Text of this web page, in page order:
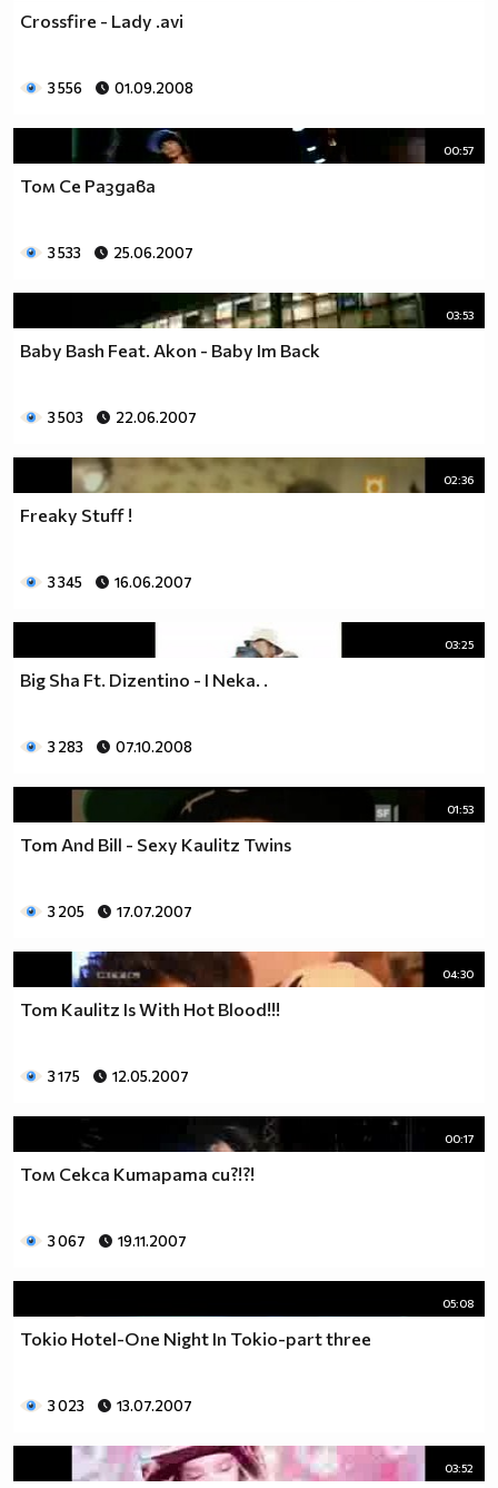
Crossfire - Lady .avi
3 556 01.09.2008
00:57
Том Се Раздава
3 533 25.06.2007
03:53
Baby Bash Feat. Akon - Baby Im Back
3 503 22.06.2007
02:36
Freaky Stuff !
3 345 16.06.2007
03:25
Big Sha Ft. Dizentino - I Neka. .
3 283 07.10.2008
01:53
Tom And Bill - Sexy Kaulitz Twins
3 205 17.07.2007
04:30
Tom Kaulitz Is With Hot Blood!!!
3 175 12.05.2007
00:17
Том Секса Китарата си?!?!
3 067 19.11.2007
05:08
Tokio Hotel-One Night In Tokio-part three
3 023 13.07.2007
03:52